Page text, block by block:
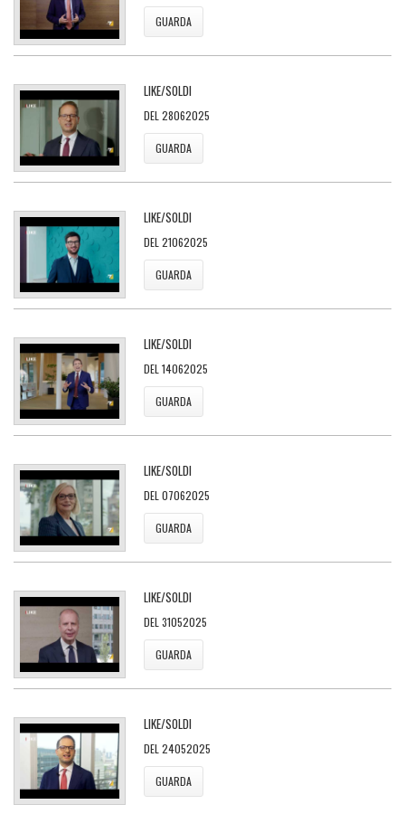
GUARDA
LIKE/SOLDI
DEL 28062025
GUARDA
LIKE/SOLDI
DEL 21062025
GUARDA
LIKE/SOLDI
DEL 14062025
GUARDA
LIKE/SOLDI
DEL 07062025
GUARDA
LIKE/SOLDI
DEL 31052025
GUARDA
LIKE/SOLDI
DEL 24052025
GUARDA